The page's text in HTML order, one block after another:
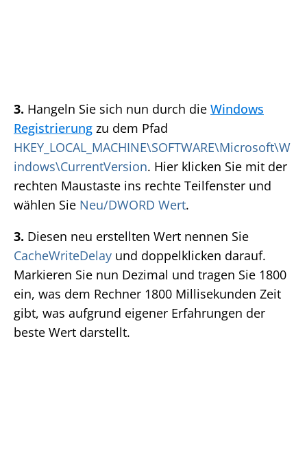
3. Hangeln Sie sich nun durch die Windows
Registrierung zu dem Pfad
HKEY_LOCAL_MACHINE\SOFTWARE\Microsoft\W
indows\CurrentVersion. Hier klicken Sie mit der
rechten Maustaste ins rechte Teilfenster und
wählen Sie Neu/DWORD Wert.
3. Diesen neu erstellten Wert nennen Sie
CacheWriteDelay und doppelklicken darauf.
Markieren Sie nun Dezimal und tragen Sie 1800
ein, was dem Rechner 1800 Millisekunden Zeit
gibt, was aufgrund eigener Erfahrungen der
beste Wert darstellt.